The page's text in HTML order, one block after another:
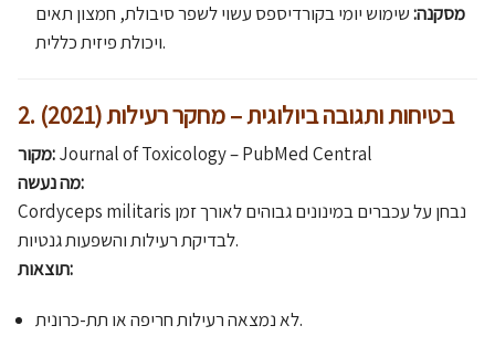
מסקנה:שימוש יומי בקורדיספס עשוי לשפר סיבולת, חמצון תאים
ויכולת פיזית כללית.
2. בטיחות ותגובה ביולוגית – מחקר רעילות (2021)
מקור:Journal of Toxicology –PubMed Central
מה נעשה:
Cordyceps militaris נבחן על עכברים במינונים גבוהים לאורך זמן
לבדיקת רעילות והשפעות גנטיות.
תוצאות:
לא נמצאה רעילות חריפה או תת-כרונית.